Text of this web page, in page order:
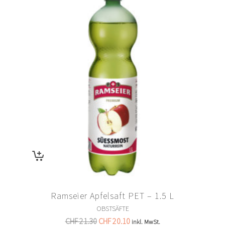
Ramseier Apfelsaft PET – 1.5 L
OBSTSÄFTE
CHF21.30 CHF20.10 inkl. MwSt.